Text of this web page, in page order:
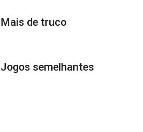
Mais de truco
Jogos semelhantes